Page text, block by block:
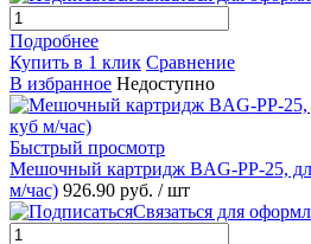
Подробнее
Купить в 1 клик Сравнение
В избранное Недоступно
Быстрый просмотр
Мешочный картридж BAG-PP-25,
м/час) 926.90 руб. / шт
Связаться для